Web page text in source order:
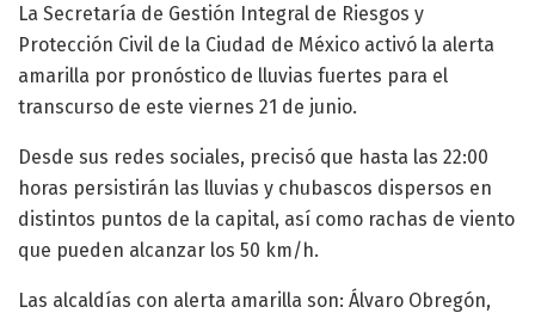
La Secretaría de Gestión Integral de Riesgos y
Protección Civil de la Ciudad de México activó la alerta
amarilla por pronóstico de lluvias fuertes para el
transcurso de este viernes 21 de junio.
Desde sus redes sociales, precisó que hasta las 22:00
horas persistirán las lluvias y chubascos dispersos en
distintos puntos de la capital, así como rachas de viento
que pueden alcanzar los 50 km/h.
Las alcaldías con alerta amarilla son: Álvaro Obregón,